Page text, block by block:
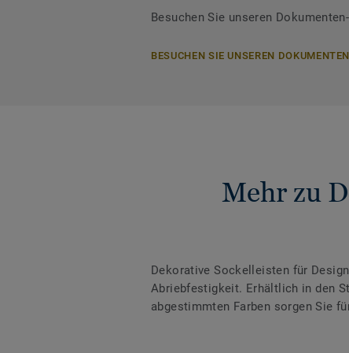
Besuchen Sie unseren
BESUCHEN SIE UNSEREN
Mehr zu
Dekorative Sockelleisten für
Abriebfestigkeit. Erhältlich in den
abgestimmten Farben sorgen Sie